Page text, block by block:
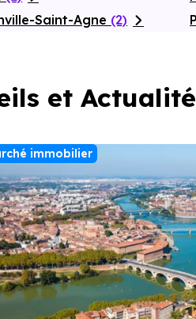
Saint-Agne (2)
et
immobilier